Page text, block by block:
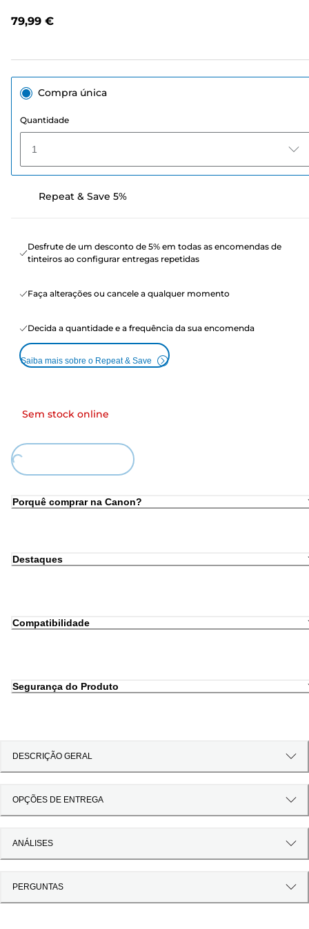
79,99 €
Compra única
Quantidade
1
Repeat & Save 5%
Desfrute de um desconto de 5% em todas as encomendas de
tinteiros ao configurar entregas repetidas
Faça alterações ou cancele a qualquer momento
Decida a quantidade e a frequência da sua encomenda
Saiba mais sobre o Repeat & Save
Sem stock online
Porquê comprar na Canon?
Destaques
Compatibilidade
Segurança do Produto
DESCRIÇÃO GERAL
OPÇÕES DE ENTREGA
ANÁLISES
PERGUNTAS